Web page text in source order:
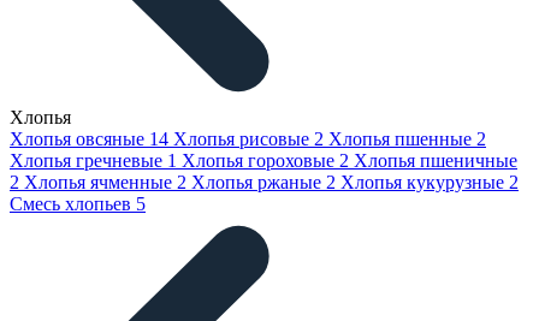
Хлопья
Хлопья овсяные 14 Хлопья рисовые 2 Хлопья пшенные 2
Хлопья гречневые 1 Хлопья гороховые 2 Хлопья пшеничные
2 Хлопья ячменные 2 Хлопья ржаные 2 Хлопья кукурузные 2
Смесь хлопьев 5